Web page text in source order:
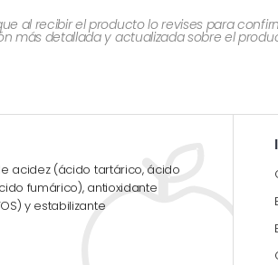
al recibir el producto lo revises para
más detallada y actualizada sobre el
acidez (ácido tartárico, ácido
fumárico), antioxidante
y estabilizante